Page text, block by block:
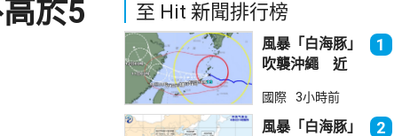
於5
至 Hit 新聞排行榜
風暴「白海豚」
吹襲沖繩 近
1
國際 3小時前
風暴「白海豚」 2